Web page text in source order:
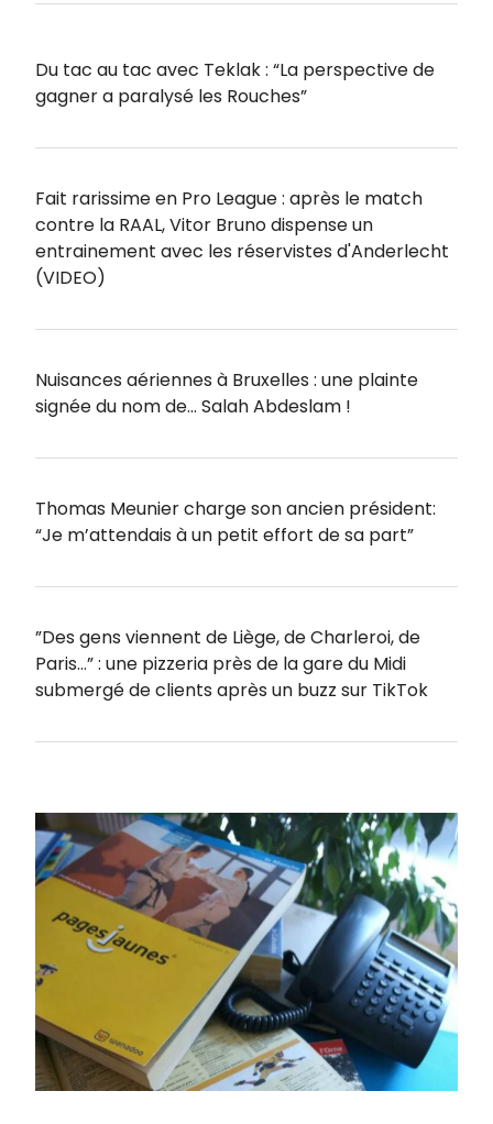
Du tac au tac avec Teklak : “La perspective de
gagner a paralysé les Rouches”
Fait rarissime en Pro League : après le match
contre la RAAL, Vitor Bruno dispense un
entrainement avec les réservistes d'Anderlecht
(VIDEO)
Nuisances aériennes à Bruxelles : une plainte
signée du nom de… Salah Abdeslam !
Thomas Meunier charge son ancien président:
“Je m’attendais à un petit effort de sa part”
”Des gens viennent de Liège, de Charleroi, de
Paris…” : une pizzeria près de la gare du Midi
submergé de clients après un buzz sur TikTok